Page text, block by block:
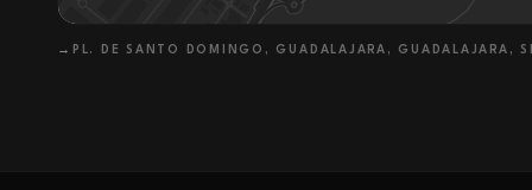
→ PL. DE SANTO DOMINGO, GUADALAJARA, GUADALAJARA,